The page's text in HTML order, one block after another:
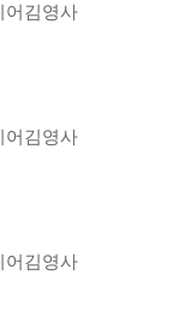
어김영사
어김영사
어김영사